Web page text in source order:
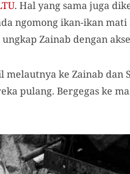
. Hal yang sama juga
ngomong ikan-ikan mati
Zainab dengan
ke Zainab dan
pulang. Bergegas ke